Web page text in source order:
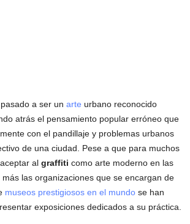
a ser un arte urbano reconocido
atrás el pensamiento popular erróneo que
con el pandillaje y problemas urbanos
de una ciudad. Pese a que para muchos
al graffiti como arte moderno en las
más las organizaciones que se encargan de
museos prestigiosos en el mundo se han
exposiciones dedicados a su práctica.